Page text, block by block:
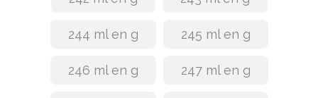
244 ml en g 245 ml en g
246 ml en g 247 ml en g